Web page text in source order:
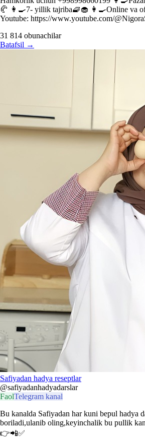
🥐 👩‍🍳7- yillik tajriba🧇🧁 👩‍🍳Online va
Youtube: https://www.youtube.com/
31 814 obunachilar
Batafsil →
Safiyadan hadya reseptlar
@safiyadanhadyadarslar
FaolTelegram kanal
Bu kanalda Safiyadan har kuni bepul hadya
boriladi,ulanib oling,keyinchalik bu pullik
👉📲✅